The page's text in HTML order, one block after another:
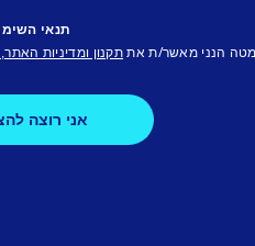
תנאי
הנני מאשר/ת את תקנון ומדיניות האתר,